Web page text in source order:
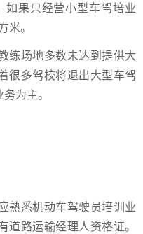
如果只经营小型车驾培业
米。
练场地多数未达到提供大
很多驾校将退出大型车驾
为主。
熟悉机动车驾驶员培训业
道路运输经理人资格证。